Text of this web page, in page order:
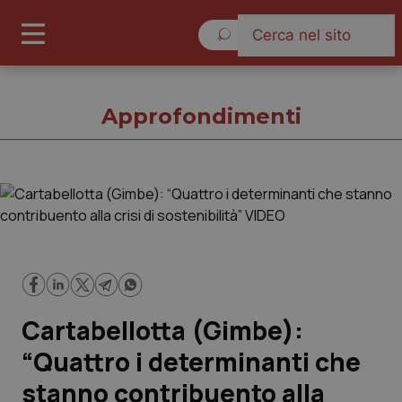
Governo e Parlamento
Regioni e Asl
Lavoro e Professioni
Approfondimenti
Cartabellotta (Gimbe):
“Quattro i determinanti che
stanno contribuento alla